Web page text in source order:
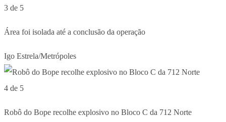
3 de 5
Área foi isolada até a conclusão da operação
Igo Estrela/Metrópoles
4 de 5
Robô do Bope recolhe explosivo no Bloco C da 712 Norte